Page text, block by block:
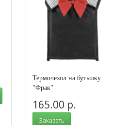
Термочехол на бутылку
"Фрак"
165.00 р.
Заказать